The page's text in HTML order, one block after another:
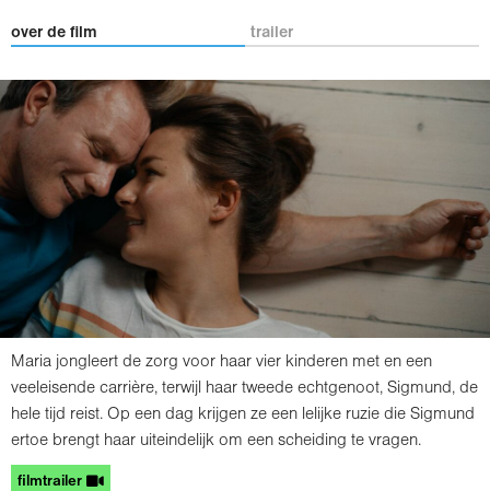
over de film trailer
Maria jongleert de zorg voor haar vier kinderen met en een
veeleisende carrière, terwijl haar tweede echtgenoot, Sigmund, de
hele tijd reist. Op een dag krijgen ze een lelijke ruzie die Sigmund
ertoe brengt haar uiteindelijk om een ​​scheiding te vragen.
filmtrailer